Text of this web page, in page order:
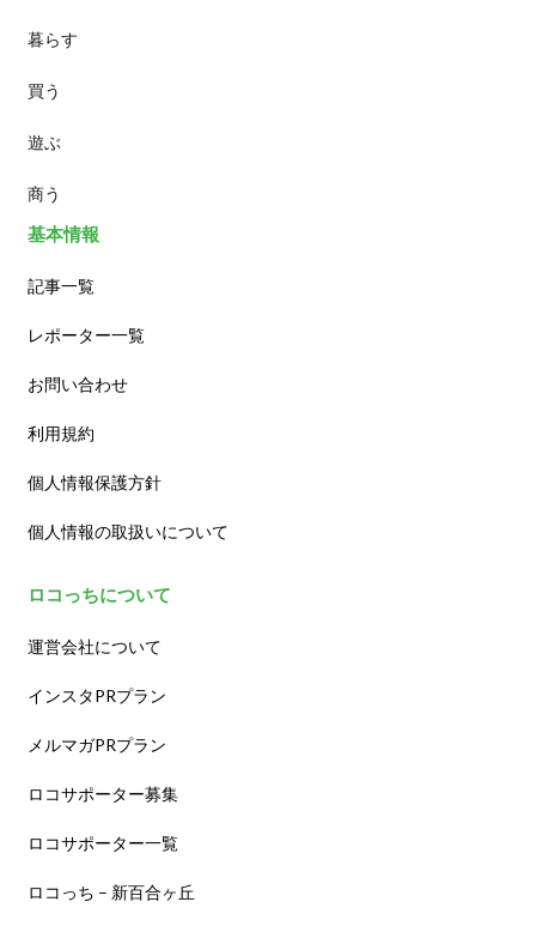
スイーツ
ランチ
カフェ
暮らす
買う
遊ぶ
商う
基本情報
記事一覧
レポーター一覧
お問い合わせ
利用規約
個人情報保護方針
個人情報の取扱いについて
ロコっちについて
運営会社について
インスタPRプラン
メルマガPRプラン
ロコサポーター募集
ロコサポーター一覧
ロコっち – 新百合ヶ丘